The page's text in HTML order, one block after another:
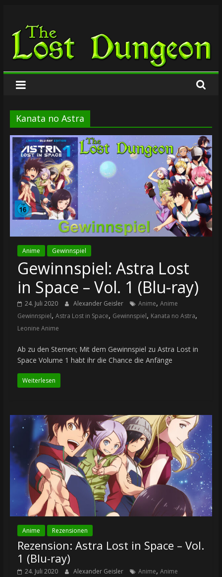
springen
The
Lost
Dungeon
Kanata no Astra
Anime Gewinnspiel
Gewinnspiel: Astra Lost
in Space – Vol. 1 (Blu-ray)
24. Juli 2020 Alexander Geisler Anime, Anime
Gewinnspiel, Astra Lost in Space, Gewinnspiel, Kanata no Astra,
Leonine Anime
Ab zu den Sternen; Mit dem Gewinnspiel zu Astra Lost in
Space Volume 1 habt ihr die Chance die Anfänge
Weiterlesen
Anime Rezensionen
Rezension: Astra Lost in Space – Vol.
1 (Blu-ray)
24. Juli 2020 Alexander Geisler Anime, Anime